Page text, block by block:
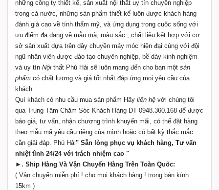
những công ty thiết kế, sản xuất nội thất uy tín chuyên nghiệp
trong cả nước, những sản phẩm thiết kế luôn được khách hàng
đánh giá cao về tính thẩm mỹ, và ứng dụng trong cuộc sống với
ưu điểm đa dạng về mẫu mã, màu sắc , chất liệu kết hợp với cơ
sở sản xuất dựa trên dây chuyền máy móc hiện đại cùng với đội
ngũ nhân viên được đào tạo chuyên nghiệp, bề dày kinh nghiệm
và uy tín Nội thất Phú Hải sẽ luôn mang đến cho bạn một sản
phẩm có chất lượng và giá tốt nhất.đáp ứng mọi yêu cầu của
khách
Quí khách có nhu cầu mua sản phẩm Hãy liên hệ với chúng tôi
qua Trung Tâm Chăm Sóc Khách Hàng DT 0948.360.168 để được
báo giá, tư vấn, nhận chương trình khuyến mãi, có thể đặt hàng
theo mẫu mã yêu cầu riêng của mình hoặc có bất kỳ thắc mắc
cần giải đáp. Phú Hải" Sẵn lòng phục vụ khách hàng, Tư vấn
nhiệt tình 24/24 với trách nhiệm cao "
► . Ship Hàng Và Vận Chuyển Hàng Trên Toàn Quốc:
( Vận chuyển miễn phí ! cho mọi khách hàng ! trong bán kính
15km )